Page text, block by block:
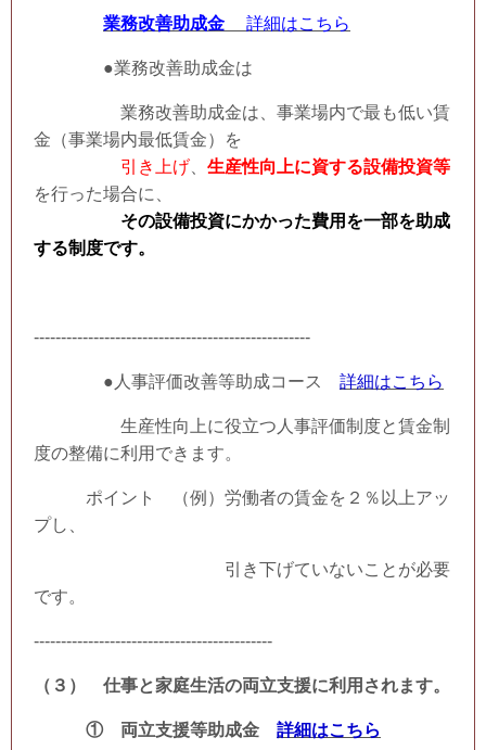
業務改善助成金 詳細はこちら
●業務改善助成金は
業務改善助成金は、事業場内で最も低い賃
金（事業場内最低賃金）を
引き上げ
生産性向上に資する設備投資等
を行った場合に、
その設備投資にかかった費用を一部を助成
する制度です。
---------------------------------------------------
●人事評価改善等助成コース 詳細はこちら
生産性向上に役立つ人事評価制度と賃金制
度の整備に利用できます。
ポイント （例）労働者の賃金を２％以上アッ
プし、
引き下げていないことが必要
です。
--------------------------------------------
（３） 仕事と家庭生活の両立支援に利用されます。
① 両立支援等助成金 詳細はこちら